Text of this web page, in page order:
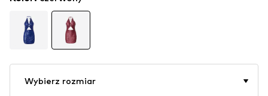
Wybierz rozmiar